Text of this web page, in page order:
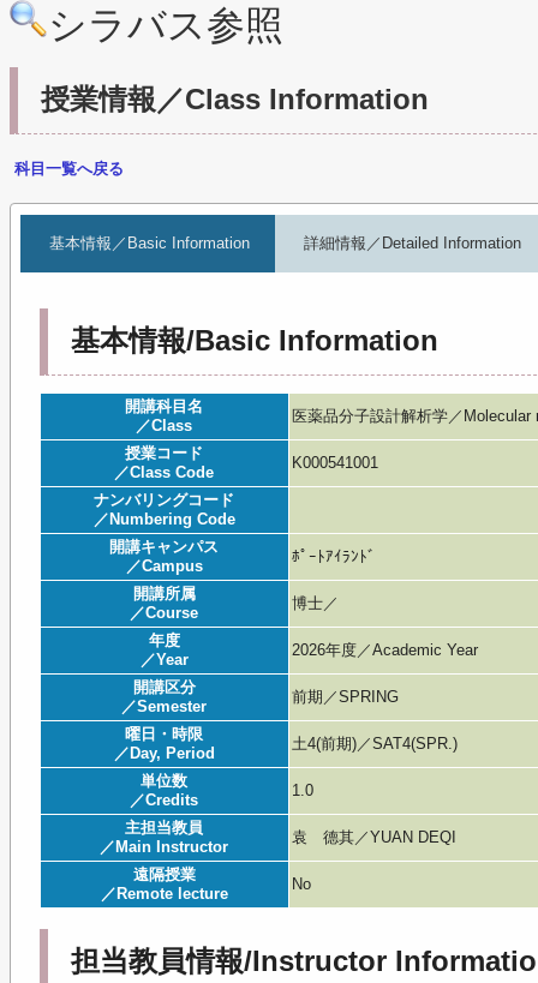
シラバス参照
授業情報／Class Information
科目一覧へ戻る
基本情報／Basic Information 詳細情報／Detailed Information
基本情報/Basic Information
開講科目名
／Class
医薬品分子設計解析学／
授業コード
／Class Code
K000541001
ナンバリングコード
／Numbering Code
開講キャンパス
／Campus
ﾎﾟｰﾄｱｲﾗﾝﾄﾞ
開講所属
／Course
博士／
年度
／Year
2026年度／Academic Year
開講区分
／Semester
前期／SPRING
曜日・時限
／Day, Period
土4(前期)／SAT4(SPR.)
単位数
／Credits
1.0
主担当教員
／Main Instructor
袁 德其／YUAN DEQI
遠隔授業
／Remote lecture
No
担当教員情報/Instructor